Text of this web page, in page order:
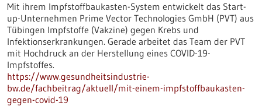
Mit ihrem Impfstoffbaukasten-System entwickelt das Start-
up-Unternehmen Prime Vector Technologies GmbH (PVT) aus
Tübingen Impfstoffe (Vakzine) gegen Krebs und
Infektionserkrankungen. Gerade arbeitet das Team der PVT
mit Hochdruck an der Herstellung eines COVID-19-
Impfstoffes.
https://www.gesundheitsindustrie-
bw.de/fachbeitrag/aktuell/mit-einem-impfstoffbaukasten-
gegen-covid-19